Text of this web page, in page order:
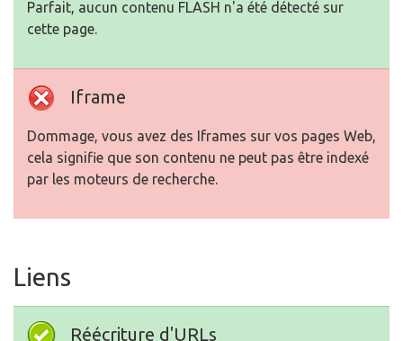
Parfait, aucun contenu FLASH n'a été détecté sur
cette page.
Iframe
Dommage, vous avez des Iframes sur vos pages Web,
cela signifie que son contenu ne peut pas être indexé
par les moteurs de recherche.
Liens
Réécriture d'URLs